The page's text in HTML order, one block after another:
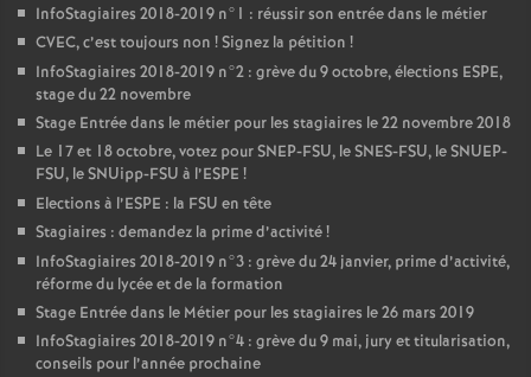
InfoStagiaires 2018-2019 n°1 : réussir son entrée dans le métier
CVEC, c’est toujours non ! Signez la pétition !
InfoStagiaires 2018-2019 n°2 : grève du 9 octobre, élections ESPE,
stage du 22 novembre
Stage Entrée dans le métier pour les stagiaires le 22 novembre 2018
Le 17 et 18 octobre, votez pourSNEP-FSU, leSNES-FSU, leSNUEP-
FSU, le SNUipp-FSU à l’ESPE !
Elections à l’ESPE : la FSU en tête
Stagiaires : demandez la prime d’activité!
InfoStagiaires 2018-2019 n°3 : grève du 24 janvier, prime d’activité,
réforme du lycée et de la formation
Stage Entrée dans le Métier pour les stagiaires le 26 mars 2019
InfoStagiaires 2018-2019 n°4 : grève du 9 mai, jury et titularisation,
conseils pour l’année prochaine